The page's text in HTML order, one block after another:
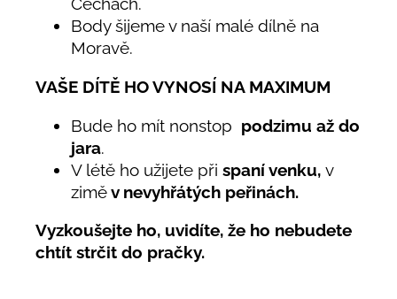
Čechách.
Body šijeme v naší malé dílně na
Moravě.
VAŠE DÍTĚ HO VYNOSÍ NA MAXIMUM
Bude ho mít nonstop podzimu až do
jara.
V létě ho užijete při spaní venku, v
ziměv nevyhřátých peřinách.
Vyzkoušejte ho, uvidíte, že ho nebudete
chtít strčit do pračky.